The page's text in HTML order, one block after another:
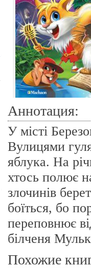
Аннотация:
У місті
Вулицями
яблука. На
хтось полює
злочинів
боїться, бо
переповнює
білченя
Похожие